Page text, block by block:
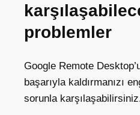
problemler
Google Remote
başarıyla kaldırmanızı
sorunla